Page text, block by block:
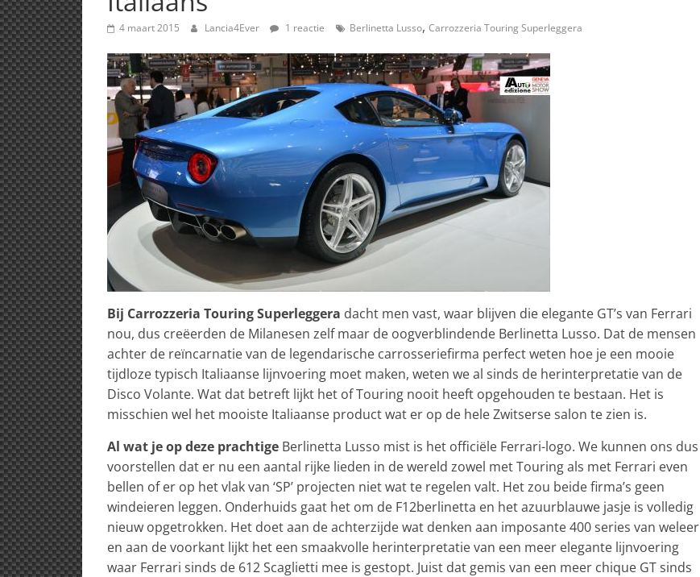
4 maart 2015 Lancia4Ever 1 reactie Berlinetta Lusso, Carrozzeria Touring Superleggera
Bij Carrozzeria Touring Superleggera dacht men vast, waar blijven die elegante GT’s van Ferrari
nou, dus creëerden de Milanesen zelf maar de oogverblindende Berlinetta Lusso. Dat de mensen
achter de reïncarnatie van de legendarische carrosseriefirma perfect weten hoe je een mooie
tijdloze typisch Italiaanse lijnvoering moet maken, weten we al sinds de herinterpretatie van de
Disco Volante. Wat dat betreft lijkt het of Touring nooit heeft opgehouden te bestaan. Het is
misschien wel het mooiste Italiaanse product wat er op de hele Zwitserse salon te zien is.
Al wat je op deze prachtige Berlinetta Lusso mist is het officiële Ferrari-logo. We kunnen ons dus
voorstellen dat er nu een aantal rijke lieden in de wereld zowel met Touring als met Ferrari even
bellen of er op het vlak van ‘SP’ projecten niet wat te regelen valt. Het zou beide firma’s geen
windeieren leggen. Onderhuids gaat het om de F12berlinetta en het azuurblauwe jasje is volledig
nieuw opgetrokken. Het doet aan de achterzijde wat denken aan imposante 400 series van weleer
en aan de voorkant lijkt het een smaakvolle herinterpretatie van een meer elegante lijnvoering
waar Ferrari sinds de 612 Scaglietti mee is gestopt. Juist dat gemis van een meer chique GT sinds